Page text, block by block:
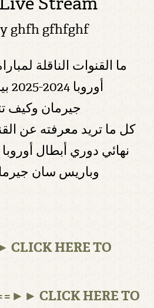
ghfh gfhfghf
ما القنوات الناقلة
جيرمان وكيف
كل ما تريد معرفته عن
وباريس سان
CLICK HERE TO
CLICK HERE TO